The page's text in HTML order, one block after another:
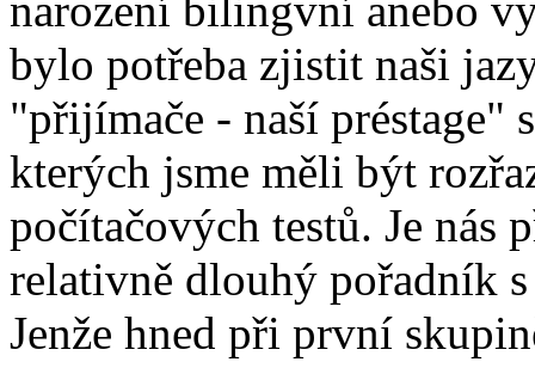
bylo potřeba zjistit naši
"přijímače - naší préstage"
kterých jsme měli být
počítačových testů. Je nás
relativně dlouhý pořadník
Jenže hned při první